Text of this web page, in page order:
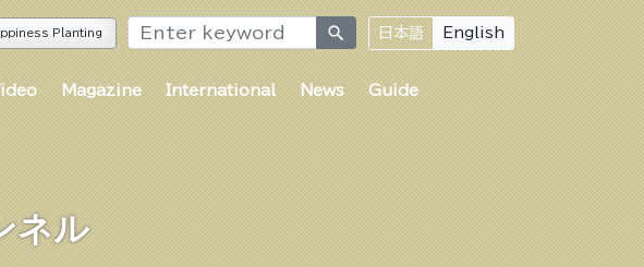
Planting search 日本語 English
Magazine International News Guide
ネル